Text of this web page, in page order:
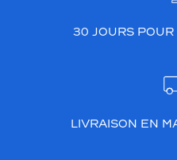
30 JOURS POUR
LIVRAISON EN